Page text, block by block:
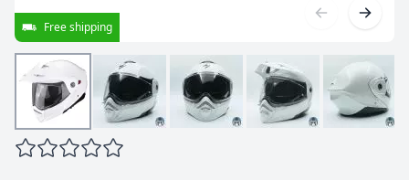
Free shipping